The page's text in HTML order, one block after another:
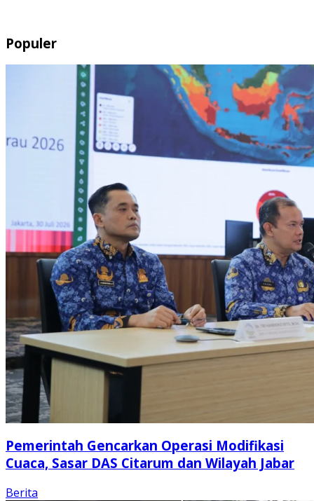
Populer
Pemerintah Gencarkan Operasi Modifikasi
Cuaca, Sasar DAS Citarum dan Wilayah Jabar
Berita